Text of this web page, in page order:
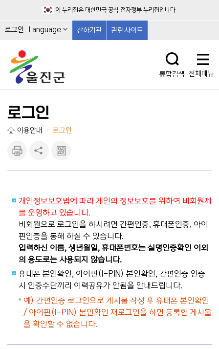
이 누리집은 대한민국 공식 전자정부 누리집입니다.
로그인 Language 산하기관 관련사이트
통합검색 전체메뉴
로그인
이용안내 로그인
기
기
크 보
개인정보보호법에 따라 개인의 정보보호를 위하여 비회원제
를 운영하고 있습니다.
비회원으로 로그인을 하시려면 간편인증, 휴대폰인증, 아이
핀인증을 통해 하실 수 있습니다.
입력하신 이름, 생년월일, 휴대폰번호는 실명인증확인 이외
의 용도로는 사용되지 않습니다.
휴대폰 본인확인, 아이핀(I-PIN) 본인확인, 간편인증 인증
시 인증수단끼리 이력공유가 안됨을 안내드립니다.
예) 간편인증 로그인으로 게시물 작성 후 휴대폰 본인확인
/ 아이핀(I-PIN) 본인확인 재로그인을 하면 등록한 게시물
을 확인할 수 없습니다.